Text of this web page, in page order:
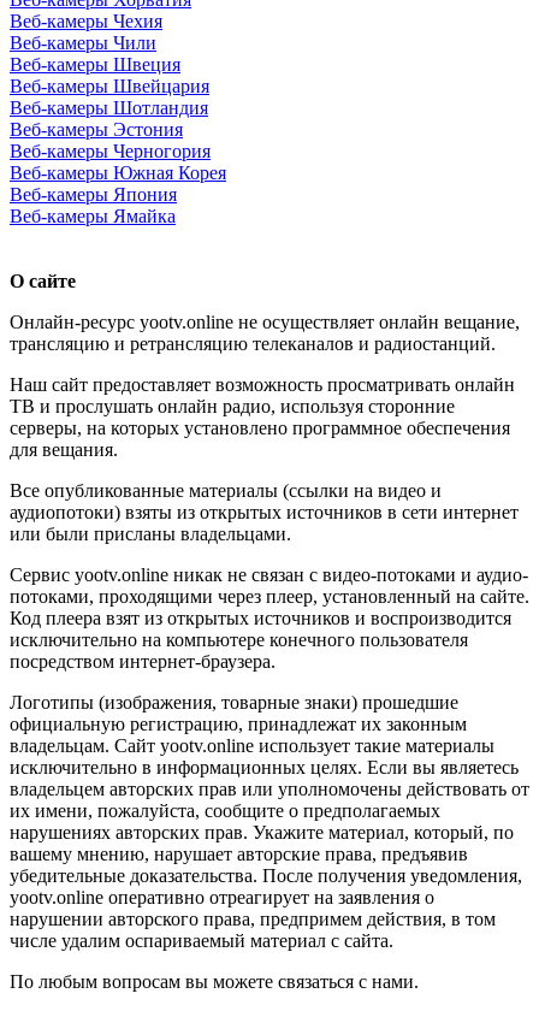
Веб-камеры Чехия
Веб-камеры Чили
Веб-камеры Швеция
Веб-камеры Швейцария
Веб-камеры Шотландия
Веб-камеры Эстония
Веб-камеры Черногория
Веб-камеры Южная Корея
Веб-камеры Япония
Веб-камеры Ямайка
О сайте
Онлайн-ресурс yootv.online не осуществляет онлайн вещание,
трансляцию и ретрансляцию телеканалов и радиостанций.
Наш сайт предоставляет возможность просматривать онлайн
ТВ и прослушать онлайн радио, используя сторонние
серверы, на которых установлено программное обеспечения
для вещания.
Все опубликованные материалы (ссылки на видео и
аудиопотоки) взяты из открытых источников в сети интернет
или были присланы владельцами.
Сервис yootv.online никак не связан с видео-потоками и аудио-
потоками, проходящими через плеер, установленный на сайте.
Код плеера взят из открытых источников и воспроизводится
исключительно на компьютере конечного пользователя
посредством интернет-браузера.
Логотипы (изображения, товарные знаки) прошедшие
официальную регистрацию, принадлежат их законным
владельцам. Сайт yootv.online использует такие материалы
исключительно в информационных целях. Если вы являетесь
владельцем авторских прав или уполномочены действовать от
их имени, пожалуйста, сообщите о предполагаемых
нарушениях авторских прав. Укажите материал, который, по
вашему мнению, нарушает авторские права, предъявив
убедительные доказательства. После получения уведомления,
yootv.online оперативно отреагирует на заявления о
нарушении авторского права, предпримем действия, в том
числе удалим оспариваемый материал с сайта.
По любым вопросам вы можете связаться с нами.